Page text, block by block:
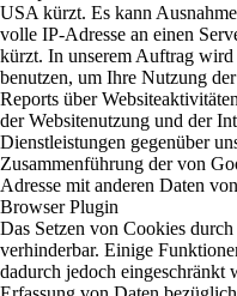
USA kürzt. Es kann
volle IP-Adresse an einen
kürzt. In unserem Auftrag
benutzen, um Ihre Nutzung
Reports über
der Websitenutzung und der
Dienstleistungen gegenüber
Zusammenführung der von
Adresse mit anderen Daten
Browser Plugin
Das Setzen von Cookies
verhinderbar. Einige
dadurch jedoch eingeschränkt